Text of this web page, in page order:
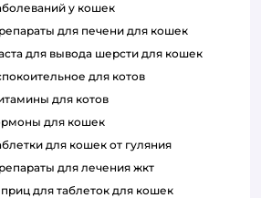
у кошек
препараты для печени для кошек
для вывода шерсти для кошек
для котов
для котов
для кошек
для кошек от гуляния
препараты для лечения жкт
шприц для таблеток для кошек